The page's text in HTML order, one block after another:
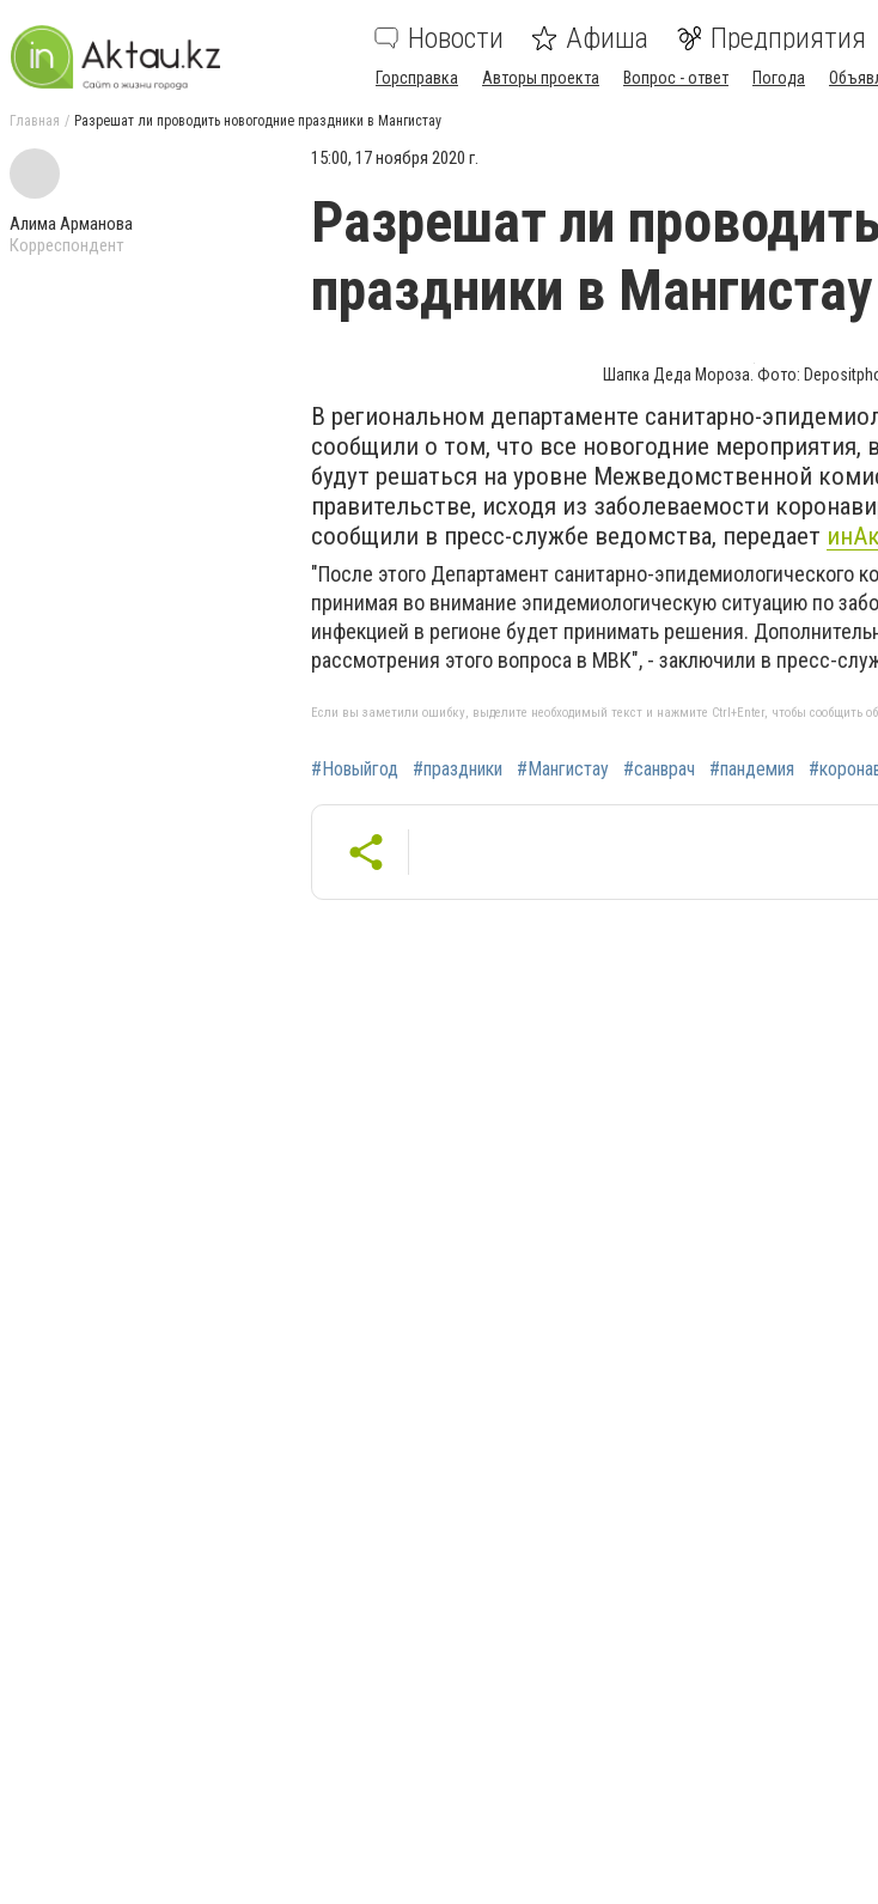
Новости Афиша Предприятия
Горсправка Авторы проекта Вопрос - ответ Погода
Главная Разрешат ли проводить новогодние праздники в Мангистау
Алима Арманова
Корреспондент
15:00, 17 ноября 2020 г.
Разрешат ли
праздники в Мангистау
Шапка Деда Мороза. Фото:
В региональном департаменте санитарно-
сообщили о том, что все новогодние мероприятия,
будут решаться на уровне Межведомственной
правительстве, исходя из заболеваемости
сообщили в пресс-службе ведомства, передает
"После этого Департамент санитарно-эпидемиологического
принимая во внимание эпидемиологическую ситуацию по
инфекцией в регионе будет принимать решения.
рассмотрения этого вопроса в МВК", - заключили в пресс-
Если вы заметили ошибку, выделите необходимый текст и нажмите Ctrl+Enter, чтобы сообщить
#Новыйгод #праздники #Мангистау #санврач #пандемия